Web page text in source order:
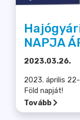
NAPJA
2023.03.26.
2023. április
Föld napját!
Tovább